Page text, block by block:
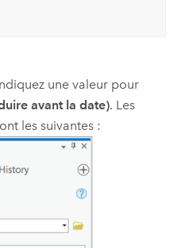
une valeur pour
avant la date). Les
les suivantes :